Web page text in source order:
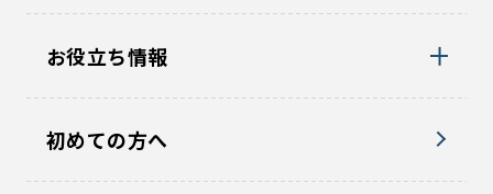
お役立ち情報
初めての方へ